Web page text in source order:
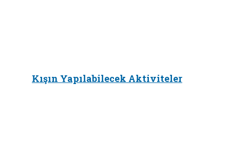
Kışın Yapılabilecek Aktiviteler